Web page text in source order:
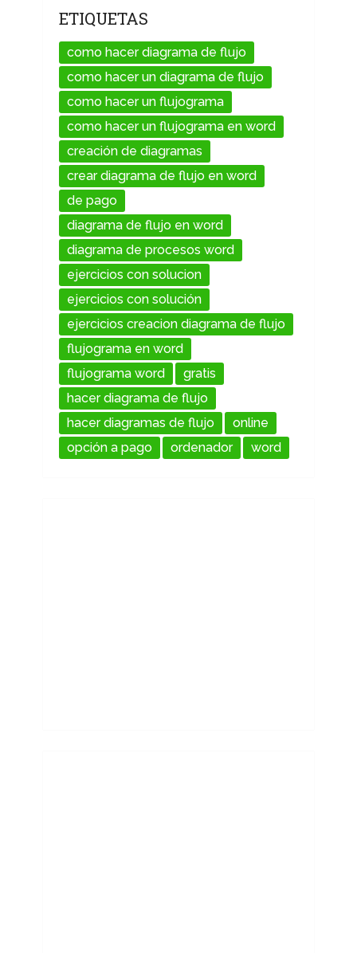
ETIQUETAS
como hacer diagrama de flujo
como hacer un diagrama de flujo
como hacer un flujograma
como hacer un flujograma en word
creación de diagramas
crear diagrama de flujo en word
de pago
diagrama de flujo en word
diagrama de procesos word
ejercicios con solucion
ejercicios con solución
ejercicios creacion diagrama de flujo
flujograma en word
flujograma word
gratis
hacer diagrama de flujo
hacer diagramas de flujo
online
opción a pago
ordenador word